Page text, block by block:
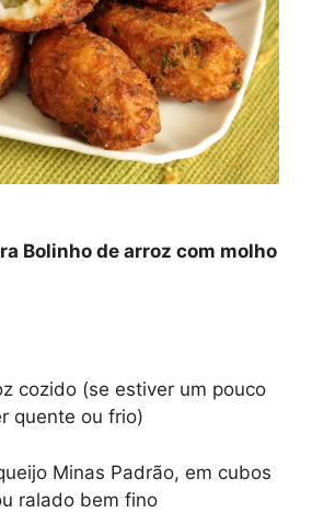
Bolinho de arroz com molho
cozido (se estiver um pouco
quente ou frio)
Minas Padrão, em cubos
ralado bem fino